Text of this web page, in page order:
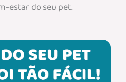
estar do seu pet.